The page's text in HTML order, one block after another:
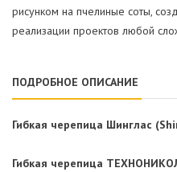
рисунком на пчелиные соты,
реализации проектов любой
ПОДРОБНОЕ ОПИСАНИЕ
Гибкая черепица Шинглас
Гибкая черепица